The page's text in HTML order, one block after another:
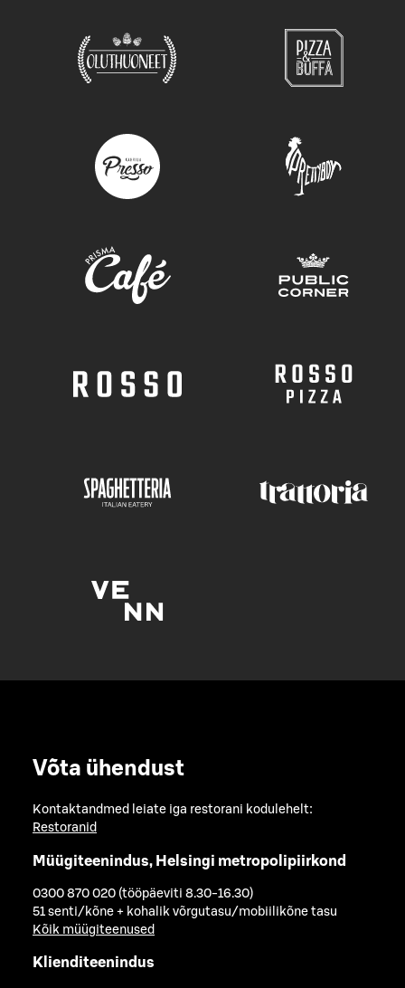
Võta ühendust
Kontaktandmed leiate iga restorani kodulehelt:
Restoranid
Müügiteenindus, Helsingi metropolipiirkond
0300 870 020 (tööpäeviti 8.30-16.30)
51 senti/kõne + kohalik võrgutasu/mobiilikõne tasu
Kõik müügiteenused
Klienditeenindus